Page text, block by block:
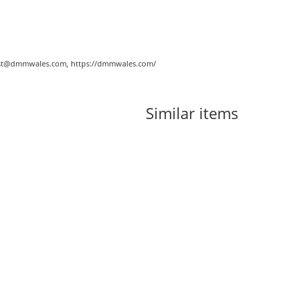
https://dmmwales.com/
Similar items